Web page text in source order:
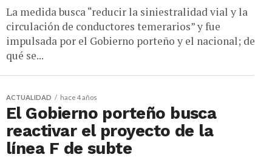
La medida busca “reducir la siniestralidad vial y la
circulación de conductores temerarios” y fue
impulsada por el Gobierno porteño y el nacional; de
qué se...
ACTUALIDAD hace 4 años
El Gobierno porteño busca
reactivar el proyecto de la
línea F de subte